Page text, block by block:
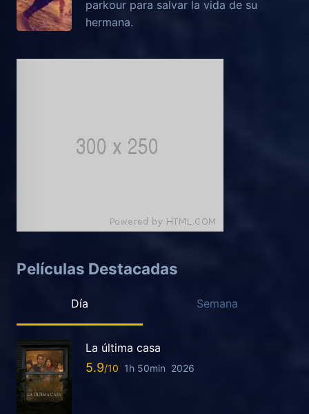
parkour para salvar la vida de su
hermana.
Películas Destacadas
Día Semana
La última casa
5.9 1h 50min 2026